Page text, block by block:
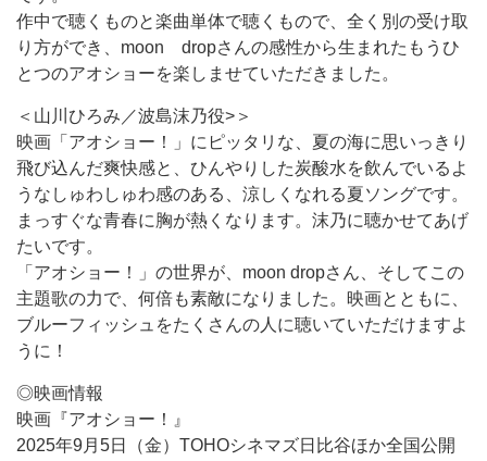
作中で聴くものと楽曲単体で聴くもので、全く別の受け取
り方ができ、moon dropさんの感性から生まれたもうひ
とつのアオショーを楽しませていただきました。
＜山川ひろみ／波島沫乃役>＞
映画「アオショー！」にピッタリな、夏の海に思いっきり
飛び込んだ爽快感と、ひんやりした炭酸水を飲んでいるよ
うなしゅわしゅわ感のある、涼しくなれる夏ソングです。
まっすぐな青春に胸が熱くなります。沫乃に聴かせてあげ
たいです。
「アオショー！」の世界が、moon dropさん、そしてこの
主題歌の力で、何倍も素敵になりました。映画とともに、
ブルーフィッシュをたくさんの人に聴いていただけますよ
うに！
◎映画情報
映画『アオショー！』
2025年9月5日（金）TOHOシネマズ日比谷ほか全国公開